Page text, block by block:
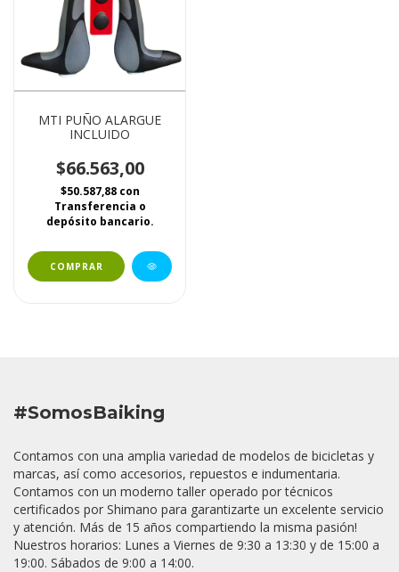
MTI PUÑO ALARGUE
INCLUIDO
$66.563,00
$50.587,88 con
Transferencia o
depósito bancario.
#SomosBaiking
Contamos con una amplia variedad de modelos de bicicletas y
marcas, así como accesorios, repuestos e indumentaria.
Contamos con un moderno taller operado por técnicos
certificados por Shimano para garantizarte un excelente servicio
y atención. Más de 15 años compartiendo la misma pasión!
Nuestros horarios: Lunes a Viernes de 9:30 a 13:30 y de 15:00 a
19:00. Sábados de 9:00 a 14:00.